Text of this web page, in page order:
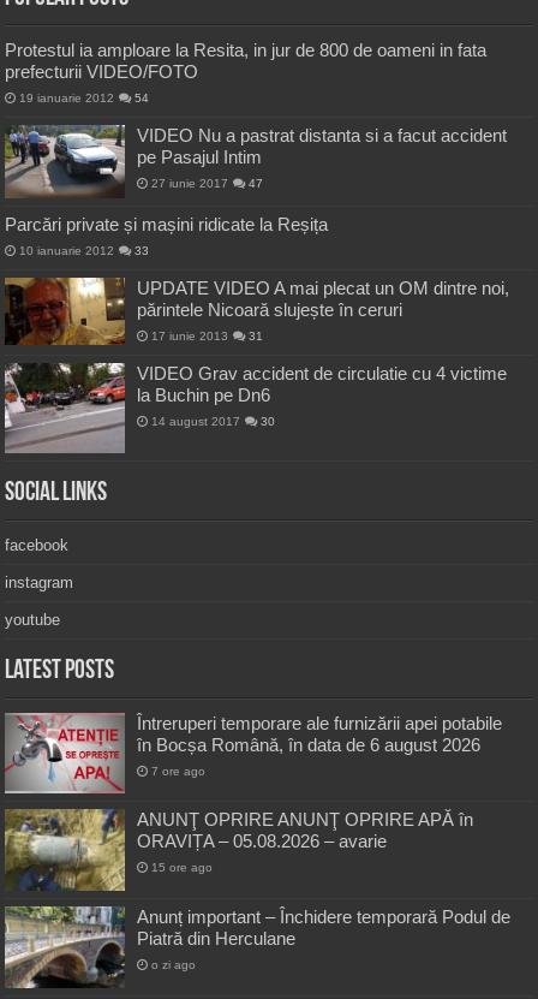
Protestul ia amploare la Resita, in jur de 800 de oameni in fata
prefecturii VIDEO/FOTO
19 ianuarie 2012 54
VIDEO Nu a pastrat distanta si a facut accident
pe Pasajul Intim
27 iunie 2017 47
Parcări private și mașini ridicate la Reșița
10 ianuarie 2012 33
UPDATE VIDEO A mai plecat un OM dintre noi,
părintele Nicoară slujește în ceruri
17 iunie 2013 31
VIDEO Grav accident de circulatie cu 4 victime
la Buchin pe Dn6
14 august 2017 30
Social Links
facebook
instagram
youtube
Latest Posts
Întreruperi temporare ale furnizării apei potabile
în Bocșa Română, în data de 6 august 2026
7 ore ago
ANUNŢ OPRIRE ANUNŢ OPRIRE APĂ în
ORAVIȚA – 05.08.2026 – avarie
15 ore ago
Anunț important – Închidere temporară Podul de
Piatră din Herculane
o zi ago